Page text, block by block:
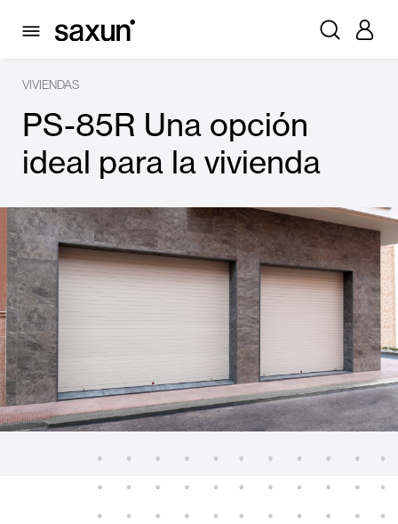
VIVIENDAS
PS-85R Una opción
ideal para la vivienda